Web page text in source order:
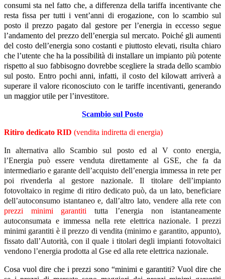
consumi sta nel fatto che, a differenza della tariffa incentivante che
resta fissa per tutti i vent’anni di erogazione, con lo scambio sul
posto il prezzo pagato dal gestore per l’energia in eccesso segue
l’andamento del prezzo dell’energia sul mercato. Poiché gli aumenti
del costo dell’energia sono costanti e piuttosto elevati, risulta chiaro
che l’utente che ha la possibilità di installare un impianto più potente
rispetto al suo fabbisogno dovrebbe scegliere la strada dello scambio
sul posto. Entro pochi anni, infatti, il costo del kilowatt arriverà a
superare il valore riconosciuto con le tariffe incentivanti, generando
un maggior utile per l’investitore.
Scambio sul Posto
Ritiro dedicato RID (vendita indiretta di energia)
In alternativa allo Scambio sul posto ed al V conto energia,
l’Energia può essere venduta direttamente al GSE, che fa da
intermediario e garante dell’acquisto dell’energia immessa in rete per
poi rivenderla al gestore nazionale. Il titolare dell’impianto
fotovoltaico in regime di ritiro dedicato può, da un lato, beneficiare
dell’autoconsumo istantaneo e, dall’altro lato, vendere alla rete con
prezzi minimi garantiti tutta l’energia non istantaneamente
autoconsumata e immessa nella rete elettrica nazionale. I prezzi
minimi garantiti è il prezzo di vendita (minimo e garantito, appunto),
fissato dall’Autorità, con il quale i titolari degli impianti fotovoltaici
vendono l’energia prodotta al Gse ed alla rete elettrica nazionale.
Cosa vuol dire che i prezzi sono “minimi e garantiti? Vuol dire che